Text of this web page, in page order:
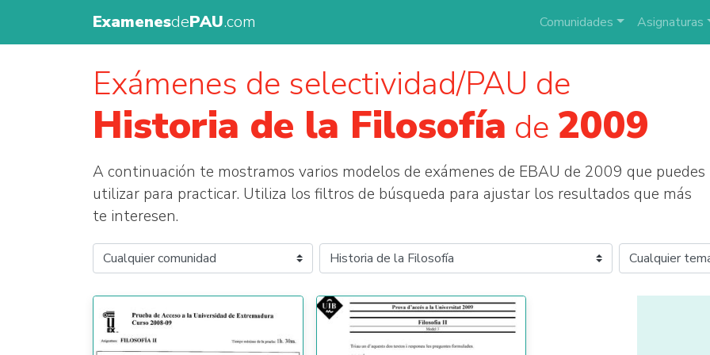
ExamenesdePAU.com Comunidades Asignaturas
Exámenes de selectividad/PAU de
Historia de la Filosofía de 2009
A continuación te mostramos varios modelos de exámenes de EBAU de 2009 que puedes
utilizar para practicar. Utiliza los filtros de búsqueda para ajustar los resultados que más
te interesen.